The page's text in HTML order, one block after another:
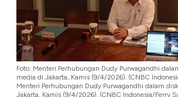
Foto: Menteri Perhubungan Dudy Purwagandhi
media di Jakarta, Kamis (9/4/2026). (CNBC
Menteri Perhubungan Dudy Purwagandhi dalam
Jakarta, Kamis (9/4/2026). (CNBC Indonesia/Ferry